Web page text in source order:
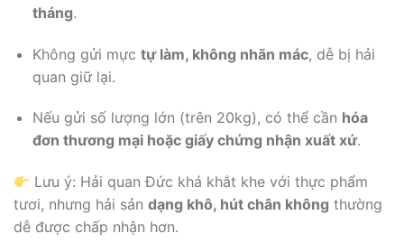
tháng.
Không gửi mực tự làm, không nhãn mác, dễ bị hải
quan giữ lại.
Nếu gửi số lượng lớn (trên 20kg), có thể cần hóa
đơn thương mại hoặc giấy chứng nhận xuất xứ.
Lưu ý: Hải quan Đức khá khắt khe với thực phẩm
tươi, nhưng hải sản dạng khô, hút chân không thường
dễ được chấp nhận hơn.